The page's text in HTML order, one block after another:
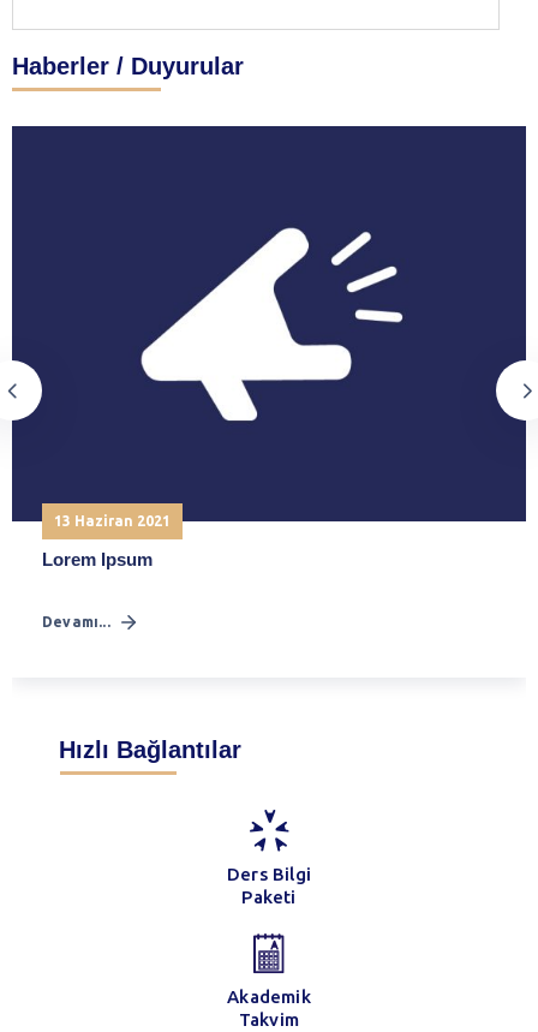
Haberler / Duyurular
13 Haziran 2021
Lorem Ipsum
Devamı...
Hızlı Bağlantılar
Ders Bilgi
Paketi
Akademik
Takvim